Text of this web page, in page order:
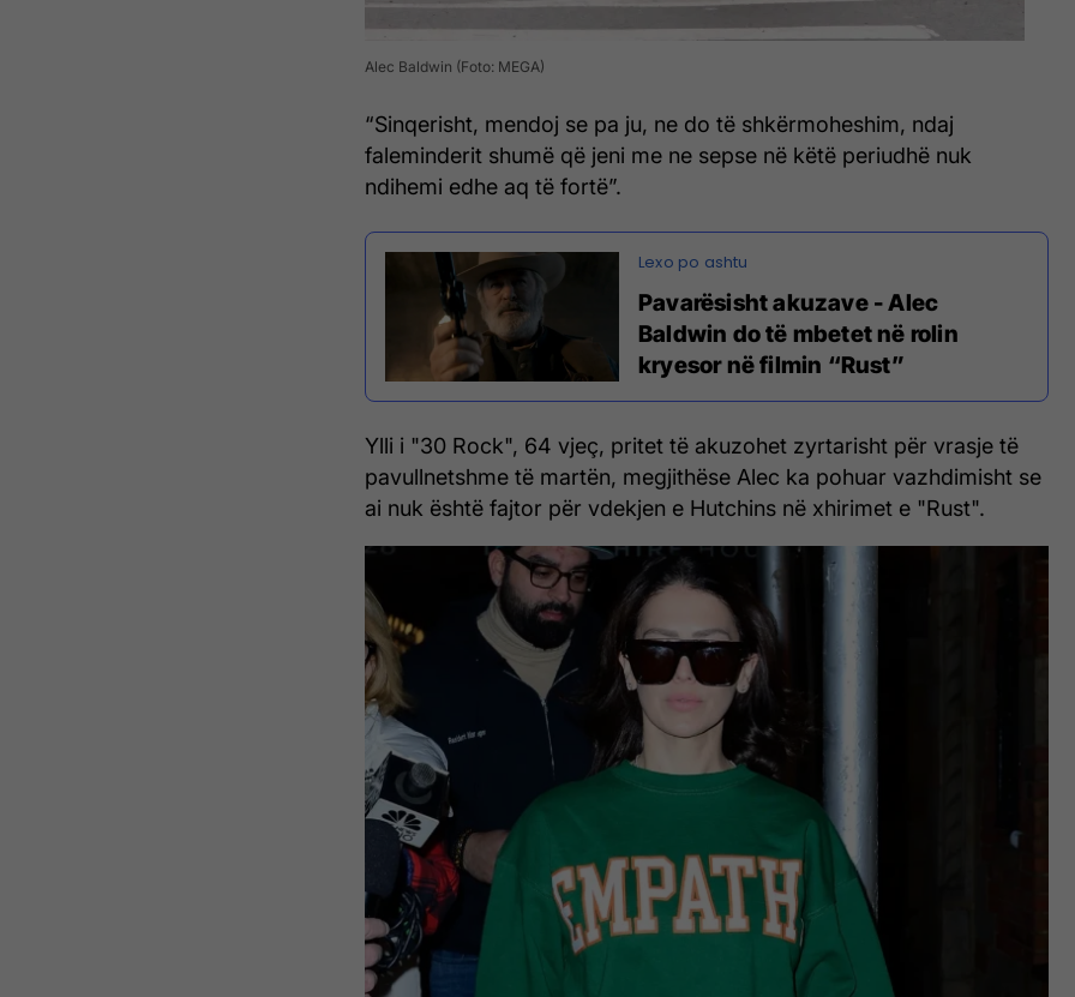
Alec Baldwin (Foto: MEGA)
“Sinqerisht, mendoj se pa ju, ne do të shkërmoheshim, ndaj
faleminderit shumë që jeni me ne sepse në këtë periudhë nuk
ndihemi edhe aq të fortë”.
Pavarësisht akuzave - Alec
Baldwin do të mbetet në rolin
kryesor në filmin “Rust”
Ylli i "30 Rock", 64 vjeç, pritet të akuzohet zyrtarisht për vrasje të
pavullnetshme të martën, megjithëse Alec ka pohuar vazhdimisht se
ai nuk është fajtor për vdekjen e Hutchins në xhirimet e "Rust".